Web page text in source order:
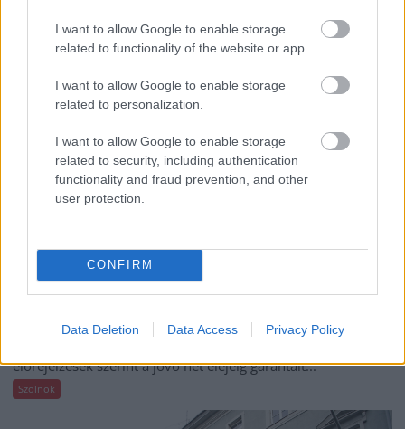
I want to allow Google to enable storage
related to functionality of the website or app.
I want to allow Google to enable storage
related to personalization.
I want to allow Google to enable storage
related to security, including authentication
functionality and fraud prevention, and other
user protection.
CONFIRM
Data Deletion Data Access Privacy Policy
szol24.hu
Harmadfokú hőségriasztás az országban:
Szolnokon klímát javítottak, helikoptereket is
bevetettek a tüzeknél
előrejelzések szerint a jövő hét elejéig garantált...
Szolnok